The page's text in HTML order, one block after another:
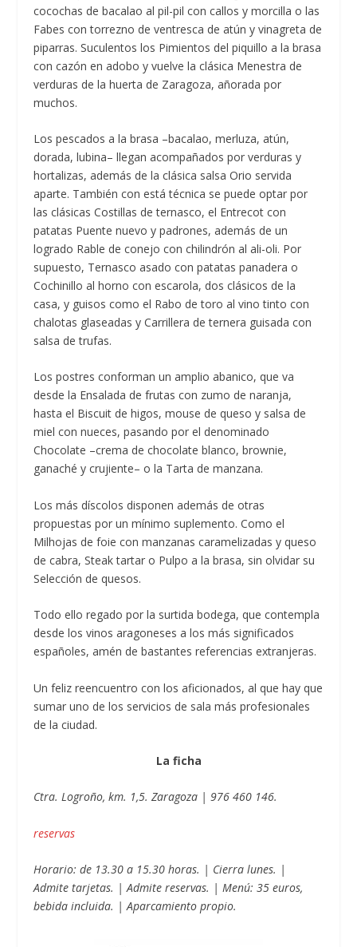
cocochas de bacalao al pil-pil con callos y morcilla o las
Fabes con torrezno de ventresca de atún y vinagreta de
piparras. Suculentos los Pimientos del piquillo a la brasa
con cazón en adobo y vuelve la clásica Menestra de
verduras de la huerta de Zaragoza, añorada por
muchos.
Los pescados a la brasa –bacalao, merluza, atún,
dorada, lubina– llegan acompañados por verduras y
hortalizas, además de la clásica salsa Orio servida
aparte. También con está técnica se puede optar por
las clásicas Costillas de ternasco, el Entrecot con
patatas Puente nuevo y padrones, además de un
logrado Rable de conejo con chilindrón al ali-oli. Por
supuesto, Ternasco asado con patatas panadera o
Cochinillo al horno con escarola, dos clásicos de la
casa, y guisos como el Rabo de toro al vino tinto con
chalotas glaseadas y Carrillera de ternera guisada con
salsa de trufas.
Los postres conforman un amplio abanico, que va
desde la Ensalada de frutas con zumo de naranja,
hasta el Biscuit de higos, mouse de queso y salsa de
miel con nueces, pasando por el denominado
Chocolate –crema de chocolate blanco, brownie,
ganaché y crujiente– o la Tarta de manzana.
Los más díscolos disponen además de otras
propuestas por un mínimo suplemento. Como el
Milhojas de foie con manzanas caramelizadas y queso
de cabra, Steak tartar o Pulpo a la brasa, sin olvidar su
Selección de quesos.
Todo ello regado por la surtida bodega, que contempla
desde los vinos aragoneses a los más significados
españoles, amén de bastantes referencias extranjeras.
Un feliz reencuentro con los aficionados, al que hay que
sumar uno de los servicios de sala más profesionales
de la ciudad.
La ficha
Ctra. Logroño, km. 1,5. Zaragoza | 976 460 146.
reservas
Horario: de 13.30 a 15.30 horas. | Cierra lunes. |
Admite tarjetas. | Admite reservas. | Menú: 35 euros,
bebida incluida. | Aparcamiento propio.